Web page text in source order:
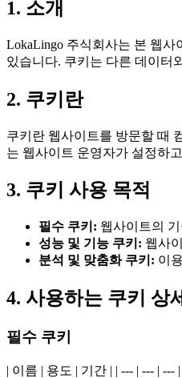
1. 소개
LokaLingo 주식회사는 본 웹사
있습니다. 쿠키는 다른 데이터
2. 쿠키란
쿠키란 웹사이트를 방문할 때
는 웹사이트 운영자가 설정하
3. 쿠키 사용 목적
필수 쿠키: 웹사이트의
성능 및 기능 쿠키: 웹사
분석 및 맞춤화 쿠키: 이
4. 사용하는 쿠키 상세
필수 쿠키
| 이름 | 용도 | 기간 | | --- | --- |